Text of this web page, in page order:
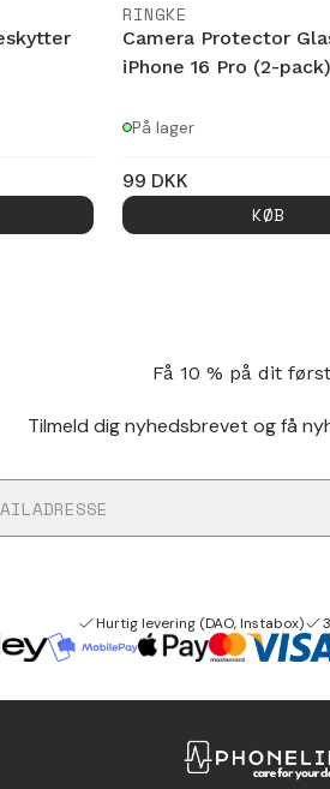
RINGKE
Camera Protector
iPhone 16 Pro (2-pack)
På lager
99 DKK
KØB
Få 10 % på dit
Tilmeld dig nyhedsbrevet og få
Hurtig levering (DAO, Instabox)